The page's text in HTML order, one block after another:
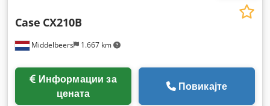
Middelbeers 1.667 km
Case CX210B
цената
Повикајте